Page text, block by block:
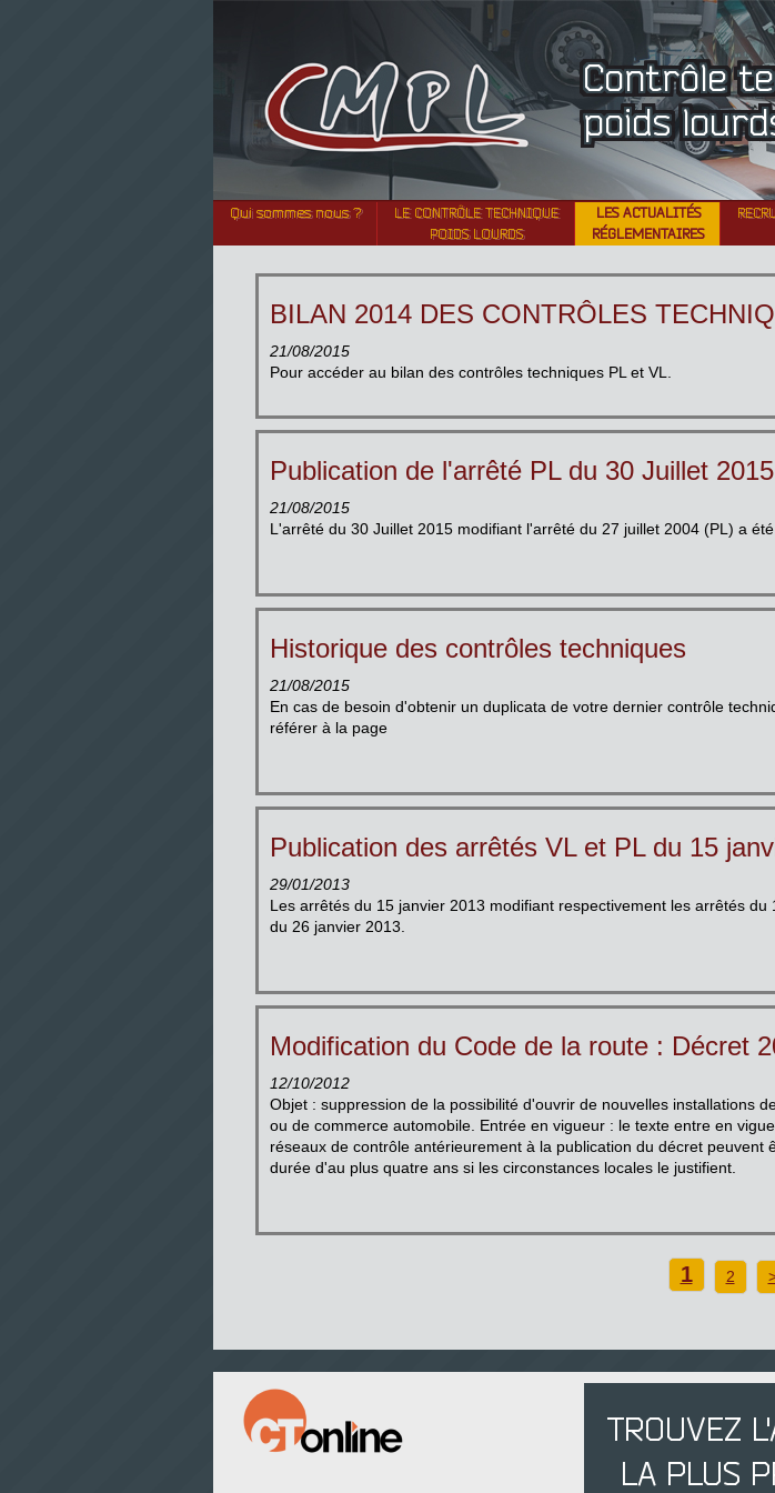
Contrôle
poids
Qui sommes nous ?
LE CONTRÔLE TECHNIQUE
POIDS LOURDS
LES ACTUALITÉS
RÉGLEMENTAIRES
BILAN 2014 DES CONTRÔLES
21/08/2015
Pour accéder au bilan des contrôles techniques PL et VL.
Publication de l'arrêté PL du 30 Juillet 2015
21/08/2015
L'arrêté du 30 Juillet 2015 modifiant l'arrêté du 27 juillet 2004 (PL) a
Historique des contrôles techniques
21/08/2015
En cas de besoin d'obtenir un duplicata de votre dernier contrôle
référer à la page
Publication des arrêtés VL et PL du 15
29/01/2013
Les arrêtés du 15 janvier 2013 modifiant respectivement les arrêtés
du 26 janvier 2013.
Modification du Code de la route : Décret
12/10/2012
Objet : suppression de la possibilité d'ouvrir de nouvelles installations
ou de commerce automobile. Entrée en vigueur : le texte entre en
réseaux de contrôle antérieurement à la publication du décret
durée d'au plus quatre ans si les circonstances locales le justifient.
1 2
TROUVEZ
LA PLUS